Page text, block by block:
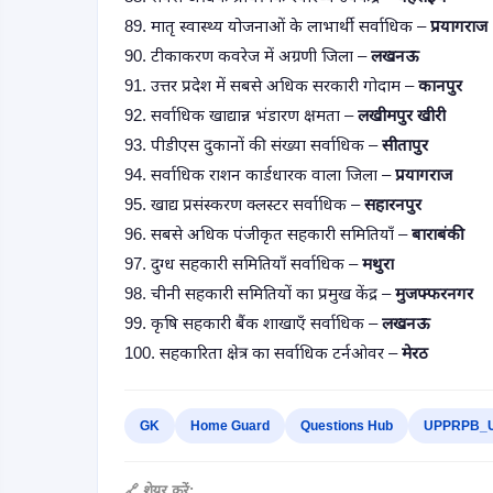
89. मातृ स्वास्थ्य योजनाओं के लाभार्थी सर्वाधिक –प्रयागराज
90. टीकाकरण कवरेज में अग्रणी जिला –लखनऊ
91. उत्तर प्रदेश में सबसे अधिक सरकारी गोदाम –कानपुर
92. सर्वाधिक खाद्यान्न भंडारण क्षमता –लखीमपुर खीरी
93. पीडीएस दुकानों की संख्या सर्वाधिक –सीतापुर
94. सर्वाधिक राशन कार्डधारक वाला जिला –प्रयागराज
95. खाद्य प्रसंस्करण क्लस्टर सर्वाधिक –सहारनपुर
96. सबसे अधिक पंजीकृत सहकारी समितियाँ –बाराबंकी
97. दुग्ध सहकारी समितियाँ सर्वाधिक –मथुरा
98. चीनी सहकारी समितियों का प्रमुख केंद्र –मुजफ्फरनगर
99. कृषि सहकारी बैंक शाखाएँ सर्वाधिक –लखनऊ
100. सहकारिता क्षेत्र का सर्वाधिक टर्नओवर –मेरठ
GK Home Guard Questions Hub